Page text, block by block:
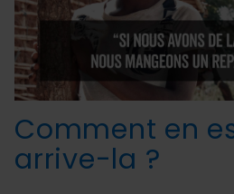
Comment en
arrive-la ?